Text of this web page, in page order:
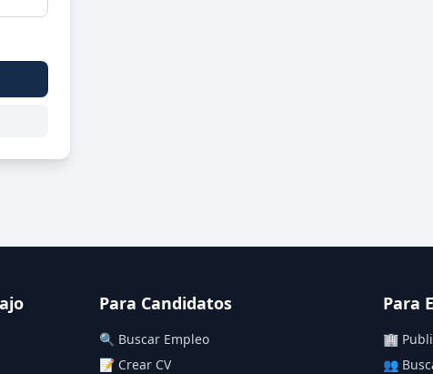
Para Candidatos
🔍 Buscar Empleo
📝 Crear CV
Para
🏢
👥